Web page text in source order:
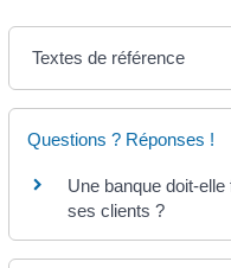
Textes de référence
Questions ? Réponses !
Une banque doit-
ses clients ?